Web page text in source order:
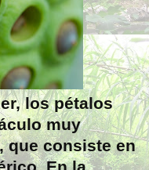
los pétalos
muy
que consiste en